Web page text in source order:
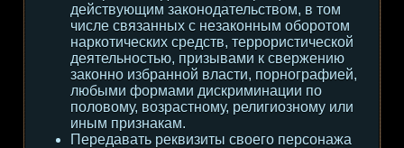
действующим законодательством, в том
числе связанных с незаконным оборотом
наркотических средств, террористической
деятельностью, призывами к свержению
законно избранной власти, порнографией,
любыми формами дискриминации по
половому, возрастному, религиозному или
иным признакам.
Передавать реквизиты своего персонажа